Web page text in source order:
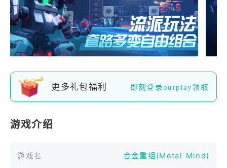
更多礼包福利 即刻登录ourplay领取
游戏介绍
游戏名
合金重组(Metal Mind)